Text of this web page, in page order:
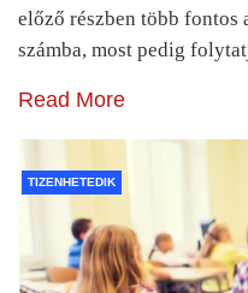
előző részben több fontos
számba, most pedig
Read More
TIZENHETEDIK